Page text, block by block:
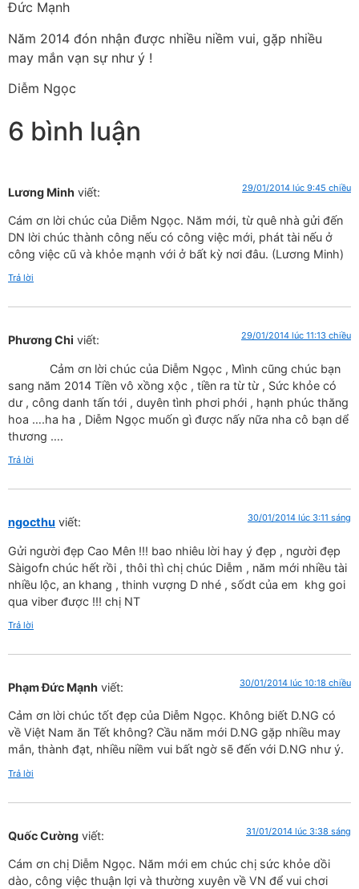
Đức Mạnh
Năm 2014 đón nhận được nhiều niềm vui, gặp nhiều
may mắn vạn sự như ý !
Diễm Ngọc
6 bình luận
Lương Minh viết: 29/01/2014 lúc 9:45 chiều
Cám ơn lời chúc của Diễm Ngọc. Năm mới, từ quê nhà gửi đến
DN lời chúc thành công nếu có công việc mới, phát tài nếu ở
công việc cũ và khỏe mạnh với ở bất kỳ nơi đâu. (Lương Minh)
Trả lời
Phương Chi viết: 29/01/2014 lúc 11:13 chiều
Cảm ơn lời chúc của Diễm Ngọc , Mình cũng chúc bạn
sang năm 2014 Tiền vô xồng xộc , tiền ra từ từ , Sức khỏe có
dư , công danh tấn tới , duyên tình phơi phới , hạnh phúc thăng
hoa ….ha ha , Diễm Ngọc muốn gì được nấy nữa nha cô bạn dể
thương ….
Trả lời
ngocthu viết: 30/01/2014 lúc 3:11 sáng
Gửi người đẹp Cao Mên !!! bao nhiêu lời hay ý đẹp , người đẹp
Sàigofn chúc hết rồi , thôi thì chị chúc Diễm , năm mới nhiều tài
nhiều lộc, an khang , thinh vượng D nhé , sốdt của em khg goi
qua viber được !!! chị NT
Trả lời
Phạm Đức Mạnh viết: 30/01/2014 lúc 10:18 chiều
Cảm ơn lời chúc tốt đẹp của Diễm Ngọc. Không biết D.NG có
về Việt Nam ăn Tết không? Cầu năm mới D.NG gặp nhiều may
mắn, thành đạt, nhiều niềm vui bất ngờ sẽ đến với D.NG như ý.
Trả lời
Quốc Cường viết: 31/01/2014 lúc 3:38 sáng
Cám ơn chị Diễm Ngọc. Năm mới em chúc chị sức khỏe dồi
dào, công việc thuận lợi và thường xuyên về VN để vui chơi